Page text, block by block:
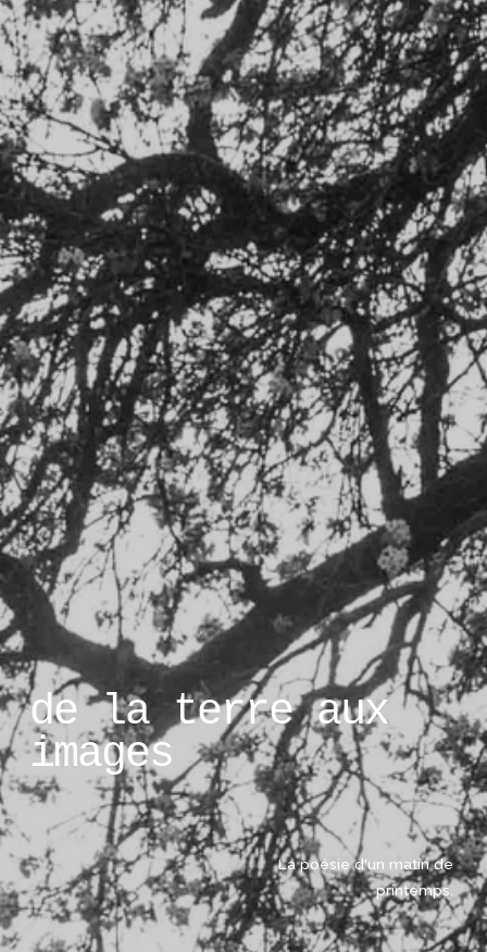
de la terre aux
images
La poésie d'un matin de
printemps.